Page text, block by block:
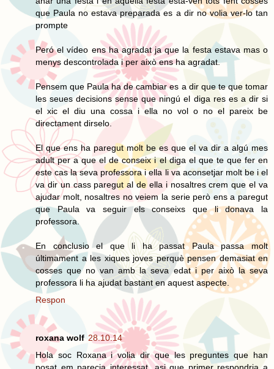
que Paula no estava preparada es a dir no volia ver-lo tan
prompte
Peró el vídeo ens ha agradat ja que la festa estava mas o
menys descontrolada i per això ens ha agradat.
Pensem que Paula ha de cambiar es a dir que te que tomar
les seues decisions sense que ningú el diga res es a dir si
el xic el diu una cossa i ella no vol o no el pareix be
directament dirselo.
El que ens ha paregut molt be es que el va dir a algú mes
adult per a que el de conseix i el diga el que te que fer en
este cas la seva professora i ella li va aconsetjar molt be i el
va dir un cass paregut al de ella i nosaltres crem que el va
ajudar molt, nosaltres no veiem la serie però ens a paregut
que Paula va seguir els conseixs que li donava la
professora.
En conclusio el que li ha passat Paula passa molt
últimament a les xiques joves perquè pensen demasiat en
cosses que no van amb la seva edat i per això la seva
professora li ha ajudat bastant en aquest aspecte.
Respon
roxana wolf 28.10.14
Hola soc Roxana i volia dir que les preguntes que han